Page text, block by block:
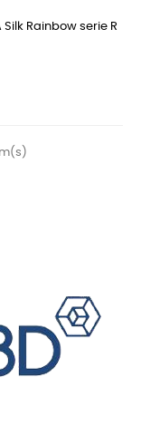
Silk Rainbow serie R